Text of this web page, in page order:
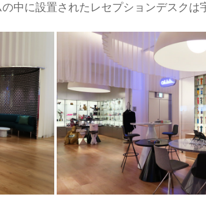
中に設置されたレセプションデスクは